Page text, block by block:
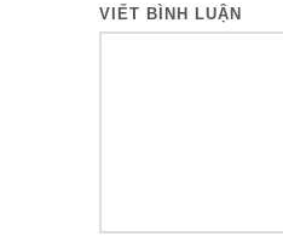
VIẾT BÌNH LUẬN